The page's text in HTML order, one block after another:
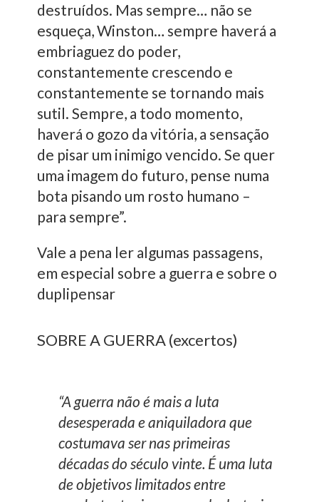
destruídos. Mas sempre… não se
esqueça, Winston… sempre haverá a
embriaguez do poder,
constantemente crescendo e
constantemente se tornando mais
sutil. Sempre, a todo momento,
haverá o gozo da vitória, a sensação
de pisar um inimigo vencido. Se quer
uma imagem do futuro, pense numa
bota pisando um rosto humano –
para sempre”.
Vale a pena ler algumas passagens,
em especial sobre a guerra e sobre o
duplipensar
SOBRE A GUERRA (excertos)
“A guerra não é mais a luta
desesperada e aniquiladora que
costumava ser nas primeiras
décadas do século vinte. É uma luta
de objetivos limitados entre